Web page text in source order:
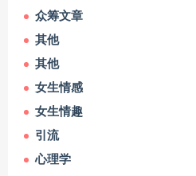
众筹文章
其他
其他
女生情感
女生情趣
引流
心理学